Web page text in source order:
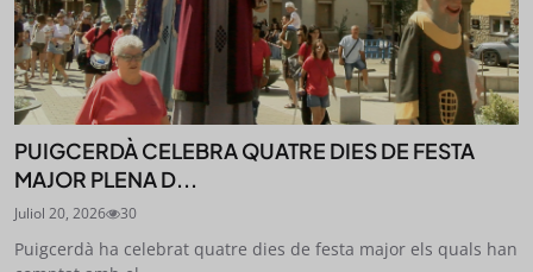
PUIGCERDÀ CELEBRA QUATRE DIES DE FESTA
MAJOR PLENA D...
Juliol 20, 2026 30
Puigcerdà ha celebrat quatre dies de festa major els quals han